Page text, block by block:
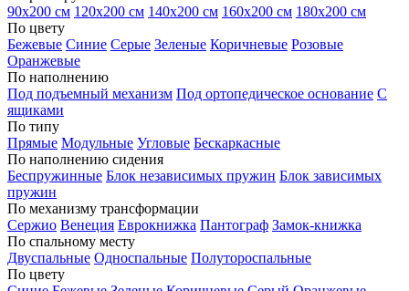
90х200 см 120х200 см 140х200 см 160х200 см 180х200 см
По цвету
Бежевые Синие Серые Зеленые Коричневые Розовые
Оранжевые
По наполнению
Под подъемный механизм Под ортопедическое основание С
ящиками
По типу
Прямые Модульные Угловые Бескаркасные
По наполнению сидения
Беспружинные Блок независимых пружин Блок зависимых
пружин
По механизму трансформации
Сержио Венеция Еврокнижка Пантограф Замок-книжка
По спальному месту
Двуспальные Односпальные Полутороспальные
По цвету